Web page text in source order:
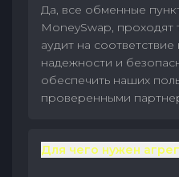
Да, все обменные
MoneySwap,
аудит на
надежности и
обеспечить наших
проверенными
Для чего нужен